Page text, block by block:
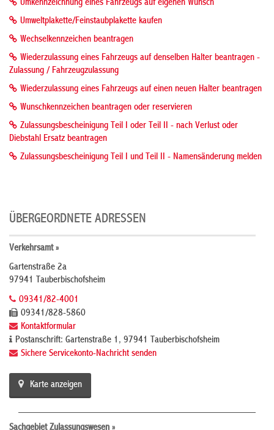
Umkennzeichnung eines Fahrzeugs auf eigenen Wunsch
Umweltplakette/Feinstaubplakette kaufen
Wechselkennzeichen beantragen
Wiederzulassung eines Fahrzeugs auf denselben Halter beantragen -
Zulassung / Fahrzeugzulassung
Wiederzulassung eines Fahrzeugs auf einen neuen Halter beantragen
Wunschkennzeichen beantragen oder reservieren
Zulassungsbescheinigung Teil I oder Teil II - nach Verlust oder
Diebstahl Ersatz beantragen
Zulassungsbescheinigung Teil I und Teil II - Namensänderung melden
ÜBERGEORDNETE ADRESSEN
Verkehrsamt »
Gartenstraße 2a
97941 Tauberbischofsheim
09341/82-4001
09341/828-5860
Kontaktformular
Postanschrift: Gartenstraße 1, 97941 Tauberbischofsheim
Sichere Servicekonto-Nachricht senden
Karte anzeigen
Sachgebiet Zulassungswesen »